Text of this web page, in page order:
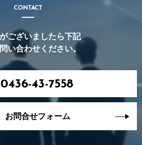
CONTACT
ございましたら下記
い合わせください。
0436-43-7558
お問合せフォーム